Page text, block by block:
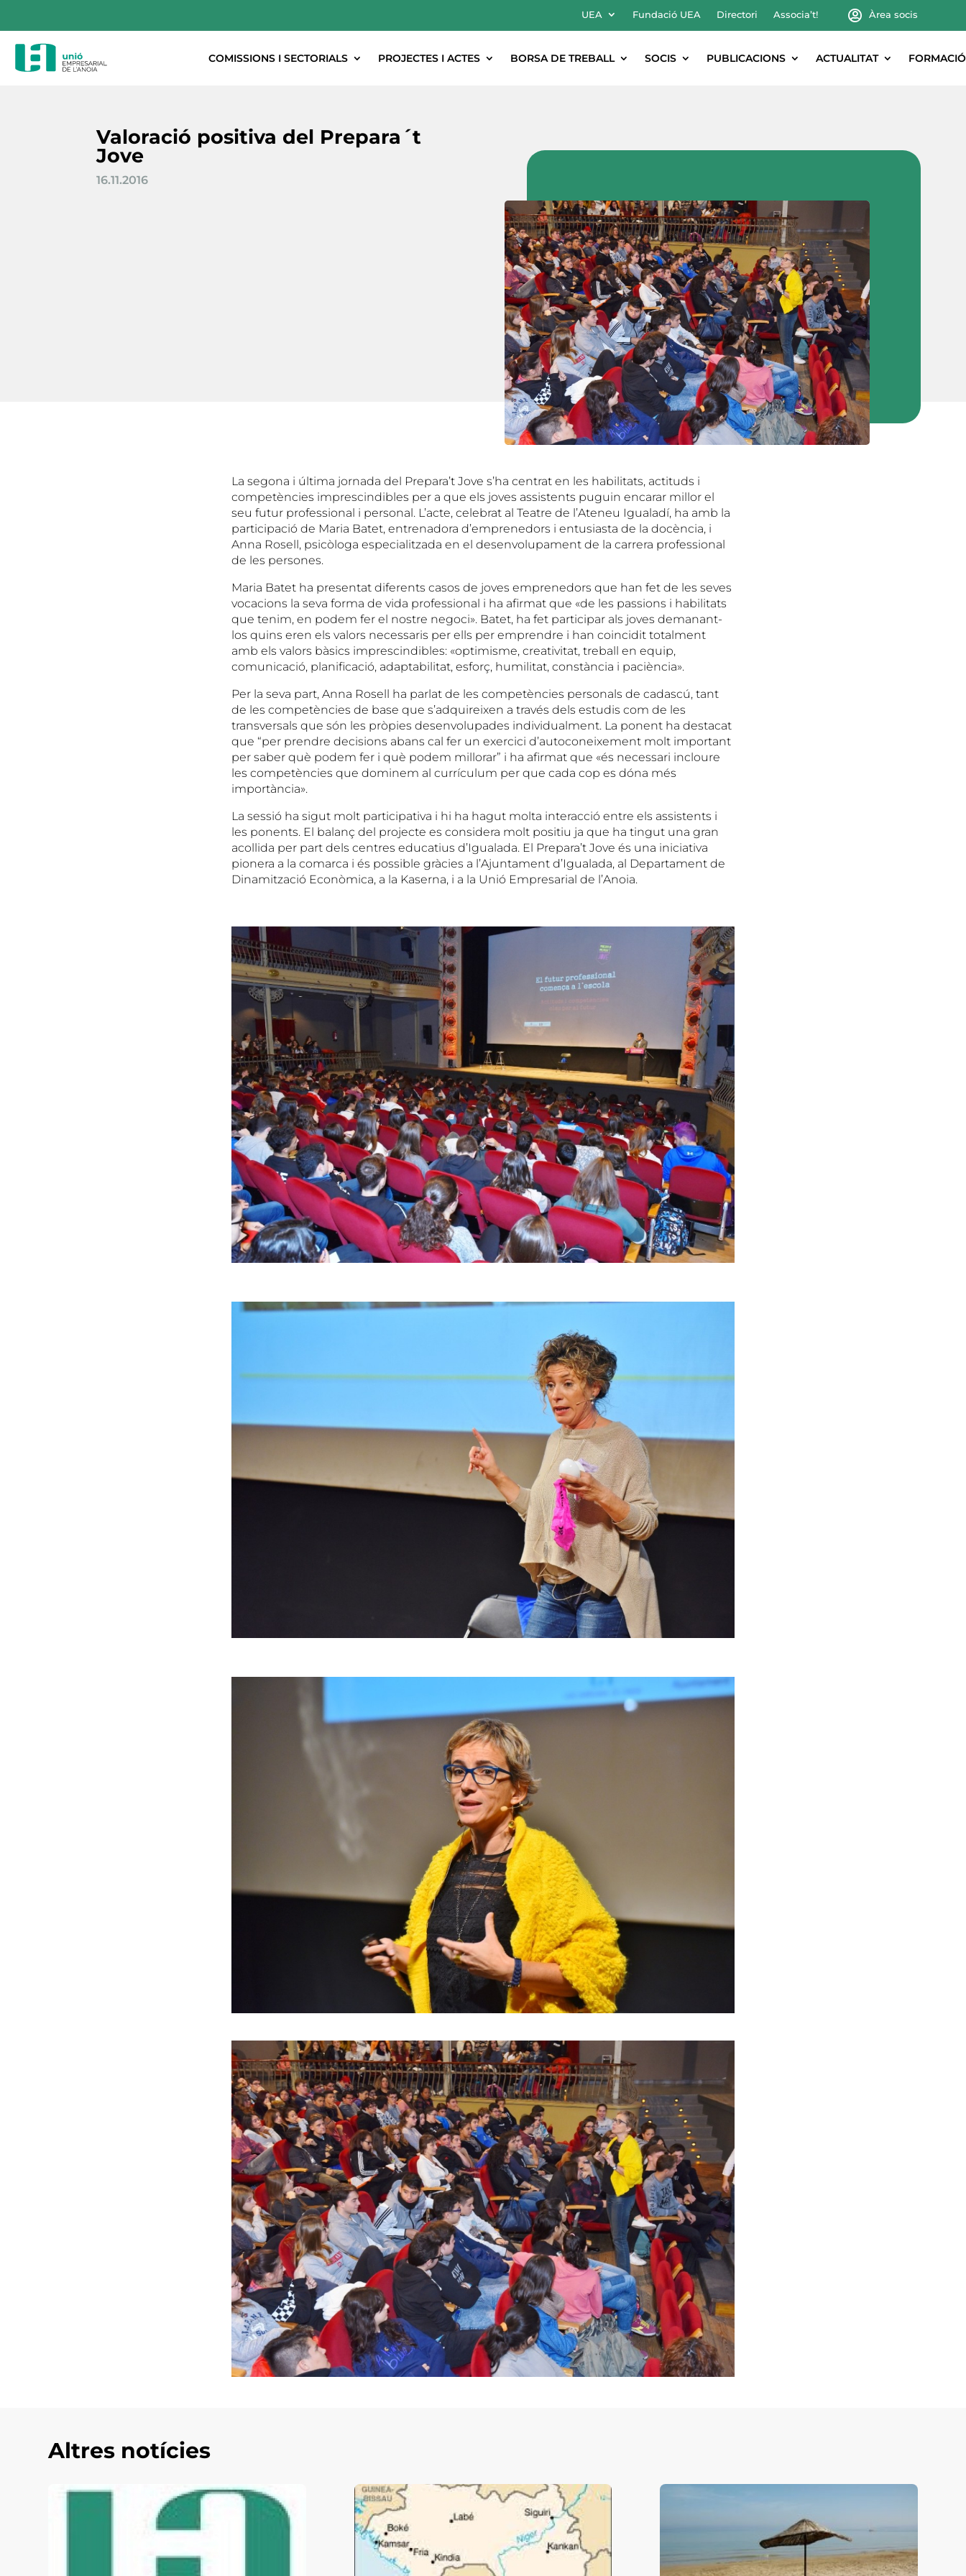
UEA Fundació UEA Directori Associa’t! Àrea socis
COMISSIONS I SECTORIALS PROJECTES I ACTES BORSA DE TREBALL SOCIS PUBLICACIONS ACTUALITAT FORMACIÓ
Valoració positiva del Prepara´t
Jove
16.11.2016
La segona i última jornada del Prepara’t Jove s’ha centrat en les habilitats, actituds i
competències imprescindibles per a que els joves assistents puguin encarar millor el
seu futur professional i personal. L’acte, celebrat al Teatre de l’Ateneu Igualadí, ha amb la
participació de Maria Batet, entrenadora d’emprenedors i entusiasta de la docència, i
Anna Rosell, psicòloga especialitzada en el desenvolupament de la carrera professional
de les persones.
Maria Batet ha presentat diferents casos de joves emprenedors que han fet de les seves
vocacions la seva forma de vida professional i ha afirmat que «de les passions i habilitats
que tenim, en podem fer el nostre negoci». Batet, ha fet participar als joves demanant-
los quins eren els valors necessaris per ells per emprendre i han coincidit totalment
amb els valors bàsics imprescindibles: «optimisme, creativitat, treball en equip,
comunicació, planificació, adaptabilitat, esforç, humilitat, constància i paciència».
Per la seva part, Anna Rosell ha parlat de les competències personals de cadascú, tant
de les competències de base que s’adquireixen a través dels estudis com de les
transversals que són les pròpies desenvolupades individualment. La ponent ha destacat
que “per prendre decisions abans cal fer un exercici d’autoconeixement molt important
per saber què podem fer i què podem millorar” i ha afirmat que «és necessari incloure
les competències que dominem al currículum per que cada cop es dóna més
importància».
La sessió ha sigut molt participativa i hi ha hagut molta interacció entre els assistents i
les ponents. El balanç del projecte es considera molt positiu ja que ha tingut una gran
acollida per part dels centres educatius d’Igualada. El Prepara’t Jove és una iniciativa
pionera a la comarca i és possible gràcies a l’Ajuntament d’Igualada, al Departament de
Dinamització Econòmica, a la Kaserna, i a la Unió Empresarial de l’Anoia.
Altres notícies